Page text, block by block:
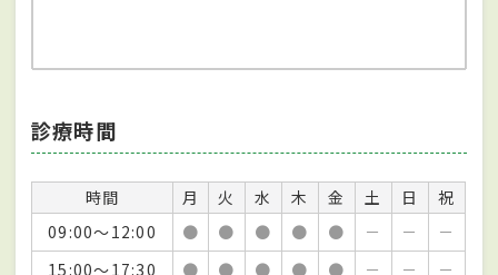
診療時間
時間 月 火 水 木 金 土 日
祝
09:00～12:00
● ● ● ● ● － －
－
15:00～17:30
● ● ● ● ● － －
－